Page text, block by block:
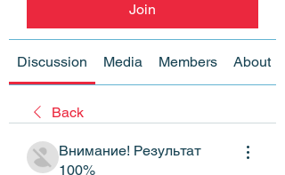
Join
Discussion Media Members About
Back
Внимание! Результат
100%